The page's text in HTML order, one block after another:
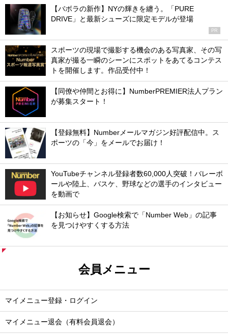
【バボラの新作】NYの輝きを纏う。「PURE
DRIVE」と最新シューズに限定モデルが登場
PR
スポーツの現場で撮影する機会のある写真家、その写
真家が撮る一瞬のシーンにスポットをあてるコンテス
トを開催します。作品受付中！
【同僚や仲間とお得に】NumberPREMIER法人プラン
が募集スタート！
【登録無料】Numberメールマガジン好評配信中。ス
ポーツの「今」をメールでお届け！
YouTubeチャンネル登録者数60,000人突破！バレーボ
ールや陸上、バスケ、野球などの選手のインタビュー
を動画で
【お知らせ】Google検索で「Number Web」の記事
を見つけやすくする方法
会員メニュー
マイメニュー登録・ログイン
マイメニュー退会（有料会員退会）